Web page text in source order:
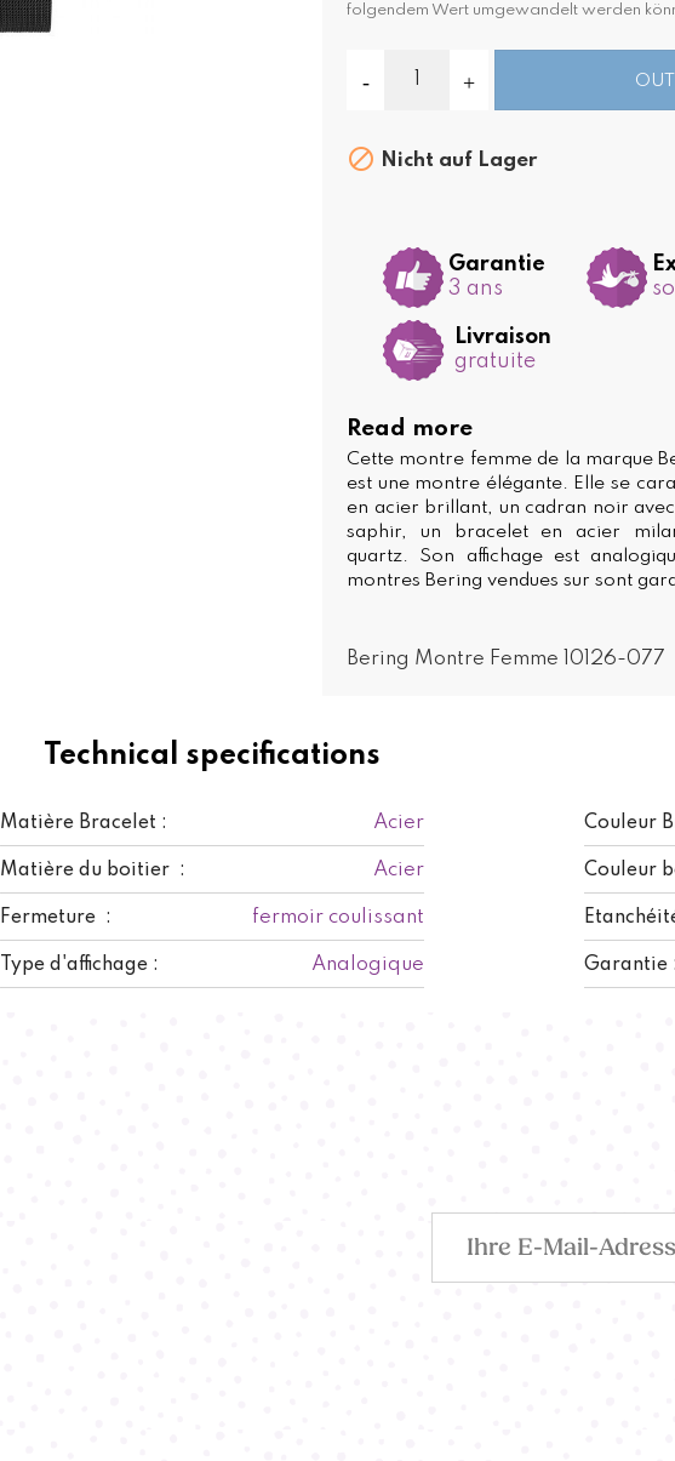
Technical specifications
Matière Bracelet : Acier Couleur
Matière du boitier : Acier Couleur
Fermeture : fermoir coulissant
Type d'affichage : Analogique Garantie :
folgendem Wert umgewandelt werden
 Nicht auf Lager
Garantie
3 ans
Livraison
gratuite
Read more
Cette montre femme de la marque
est une montre élégante. Elle se
en acier brillant, un cadran noir
saphir, un bracelet en acier
quartz. Son affichage est
montres Bering vendues sur sont
Bering Montre Femme 10126-077